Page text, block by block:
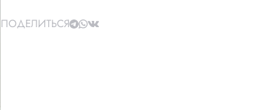
ПОДЕЛИТЬСЯ